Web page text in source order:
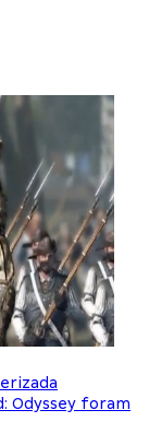
Odyssey foram